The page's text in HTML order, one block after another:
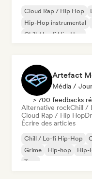
Cloud Rap / Hip Hop
Hip-Hop instrumental
Chill / Lo-fi Hip-Hop
Artefact
Média /
> 700 feedbacks
Alternative rockChill /
Cloud Rap / Hip Hop
Écrire des articles
Chill / Lo-fi Hip-Hop
Grime
Hip-hop Hip-
Trap